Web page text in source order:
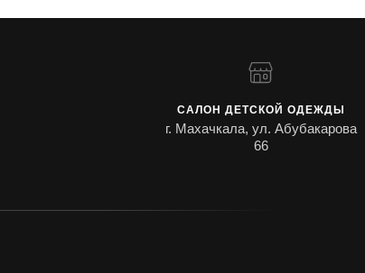
САЛОН ДЕТСКОЙ ОДЕЖДЫ
г. Махачкала, ул. Абубакарова
66